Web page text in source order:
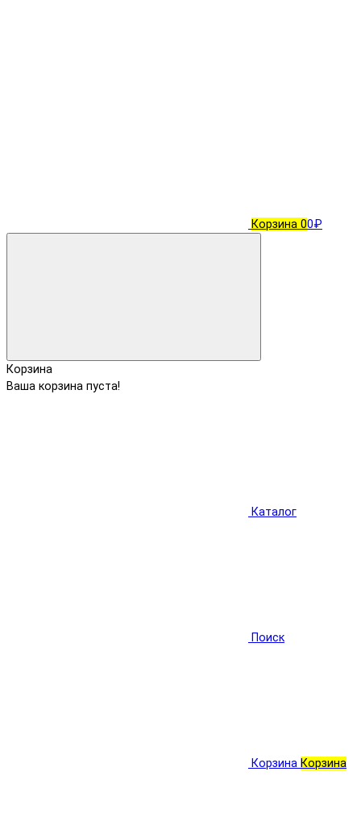
Корзина 00₽
Корзина
Ваша корзина пуста!
Каталог
Поиск
Корзина Корзина